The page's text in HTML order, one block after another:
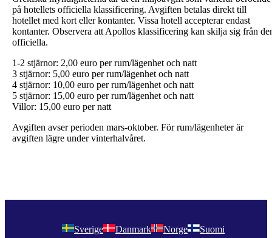
på hotellets officiella klassificering. Avgiften betalas direkt till
hotellet med kort eller kontanter. Vissa hotell accepterar endast
kontanter. Observera att Apollos klassificering kan skilja sig från
officiella.
1-2 stjärnor: 2,00 euro per rum/lägenhet och natt
3 stjärnor: 5,00 euro per rum/lägenhet och natt
4 stjärnor: 10,00 euro per rum/lägenhet och natt
5 stjärnor: 15,00 euro per rum/lägenhet och natt
Villor: 15,00 euro per natt
Avgiften avser perioden mars-oktober. För rum/lägenheter är
avgiften lägre under vinterhalvåret.
Sverige Danmark Norge Suomi